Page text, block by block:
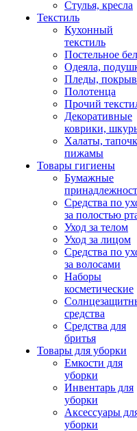
Стулья, кресла
Текстиль
Кухонный
текстиль
Постельное
Одеяла,
Пледы,
Полотенца
Прочий
Декоративные
коврики,
Халаты,
пижамы
Товары гигиены
Бумажные
Средства по
за полостью
Уход за телом
Уход за лицом
Средства по
за волосами
Наборы
косметические
средства
Средства для
бритья
Товары для уборки
Емкости для
уборки
Инвентарь для
уборки
Аксессуары
уборки